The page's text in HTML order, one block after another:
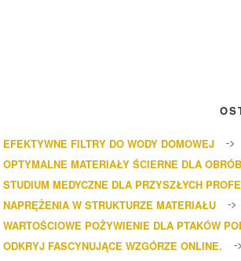
EFEKTYWNE FILTRY DO WODY DOMOWEJ
OPTYMALNE MATERIAŁY ŚCIERNE DLA
STUDIUM MEDYCZNE DLA PRZYSZŁYCH
NAPRĘŻENIA W STRUKTURZE MATERIAŁU
WARTOŚCIOWE POŻYWIENIE DLA PTAKÓW
ODKRYJ FASCYNUJĄCE WZGÓRZE ONLINE.